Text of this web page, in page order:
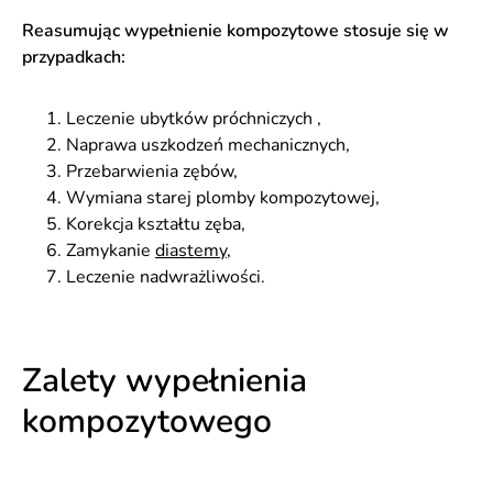
Reasumując wypełnienie kompozytowe stosuje się w
przypadkach:
Leczenie ubytków próchniczych ,
Naprawa uszkodzeń mechanicznych,
Przebarwienia zębów,
Wymiana starej plomby kompozytowej,
Korekcja kształtu zęba,
Zamykanie diastemy,
Leczenie nadwrażliwości.
Zalety wypełnienia
kompozytowego